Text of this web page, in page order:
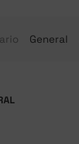
General